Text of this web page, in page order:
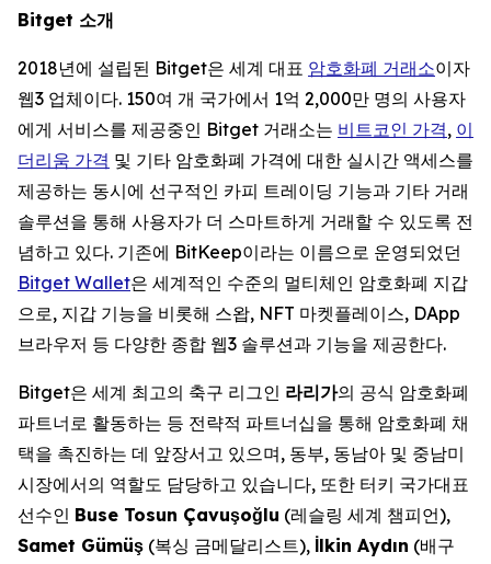
Bitget 소개
2018년에 설립된 Bitget은 세계 대표 암호화폐 거래소이자
웹3 업체이다. 150여 개 국가에서 1억 2,000만 명의 사용자
에게 서비스를 제공중인 Bitget 거래소는 비트코인 가격, 이
더리움 가격 및 기타 암호화폐 가격에 대한 실시간 액세스를
제공하는 동시에 선구적인 카피 트레이딩 기능과 기타 거래
솔루션을 통해 사용자가 더 스마트하게 거래할 수 있도록 전
념하고 있다. 기존에 BitKeep이라는 이름으로 운영되었던
Bitget Wallet은 세계적인 수준의 멀티체인 암호화폐 지갑
으로, 지갑 기능을 비롯해 스왑, NFT 마켓플레이스, DApp
브라우저 등 다양한 종합 웹3 솔루션과 기능을 제공한다.
Bitget은 세계 최고의 축구 리그인 라리가의 공식 암호화폐
파트너로 활동하는 등 전략적 파트너십을 통해 암호화폐 채
택을 촉진하는 데 앞장서고 있으며, 동부, 동남아 및 중남미
시장에서의 역할도 담당하고 있습니다, 또한 터키 국가대표
선수인 Buse Tosun Çavuşoğlu (레슬링 세계 챔피언),
Samet Gümüş (복싱 금메달리스트), İlkin Aydın (배구